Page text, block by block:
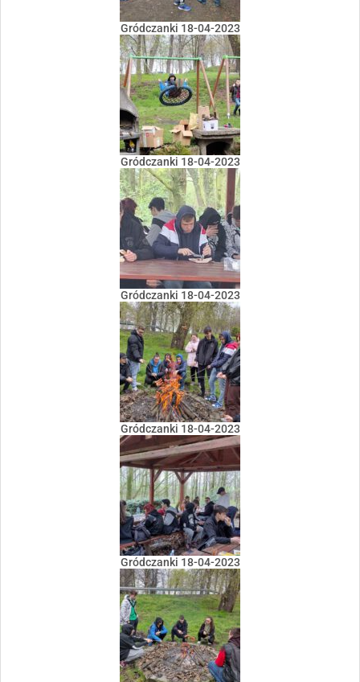
Gródczanki 18-04-2023
Gródczanki 18-04-2023
Gródczanki 18-04-2023
Gródczanki 18-04-2023
Gródczanki 18-04-2023